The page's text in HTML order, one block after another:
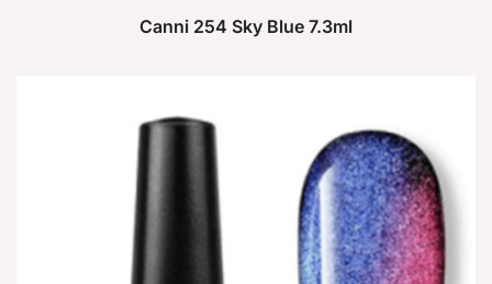
Canni 254 Sky Blue 7.3ml